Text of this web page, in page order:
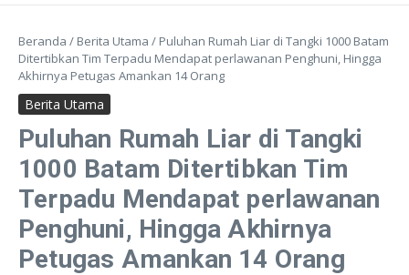
Beranda / Berita Utama / Puluhan Rumah Liar di Tangki 1000 Batam
Ditertibkan Tim Terpadu Mendapat perlawanan Penghuni, Hingga
Akhirnya Petugas Amankan 14 Orang
Berita Utama
Puluhan Rumah Liar di Tangki
1000 Batam Ditertibkan Tim
Terpadu Mendapat perlawanan
Penghuni, Hingga Akhirnya
Petugas Amankan 14 Orang